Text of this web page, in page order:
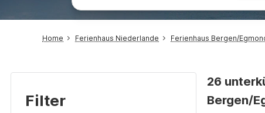
Home Ferienhaus Niederlande Ferienhaus Bergen/
Filter
26
Bergen/